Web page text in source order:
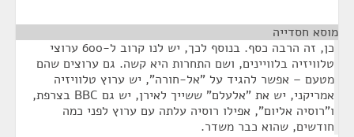
מוסא חסדייה
כן, זה הרבה כסף. בנוסף לכך, יש לנו קרוב ל-600 ערוצי
טלוויזיה בלוויינים, ושם התחרות היא קשה. גם ערוצים שהם
מטעם – אפשר להגיד על "אל-חורה", יש ערוץ טלוויזיה
אמריקני, יש את "אלעלם" ששייך לאירן, יש גם BBC בצרפת,
ו"רוסיה אליום", אפילו רוסיה עלתה עם ערוץ לפני כמה
חודשים, שהוא כבר משדר.